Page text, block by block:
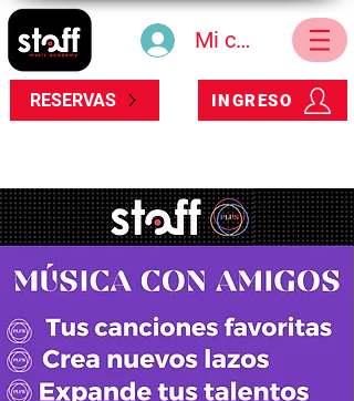
Mi cuenta
RESERVAS INGRESO